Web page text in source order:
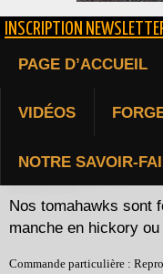
ÉPIEU
INSCRIPTION
PAGE D’ACCUEIL
VIDÉOS
NOTRE SAVOIR-
TOMAHAWK
Nos tomahawks sont
manche en hickory
Commande particulière :